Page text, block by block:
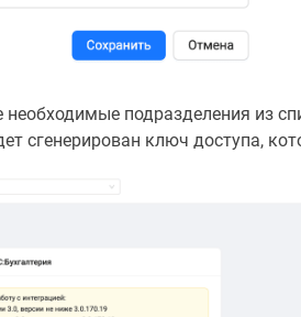
подразделения из
сгенерирован ключ доступа,